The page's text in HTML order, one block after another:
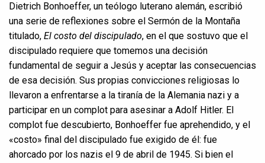
Dietrich Bonhoeffer, un teólogo luterano alemán, escribió
una serie de reflexiones sobre el Sermón de la Montaña
titulado, El costo del discipulado, en el que sostuvo que el
discipulado requiere que tomemos una decisión
fundamental de seguir a Jesús y aceptar las consecuencias
de esa decisión. Sus propias convicciones religiosas lo
llevaron a enfrentarse a la tiranía de la Alemania nazi y a
participar en un complot para asesinar a Adolf Hitler. El
complot fue descubierto, Bonhoeffer fue aprehendido, y el
«costo» final del discipulado fue exigido de él: fue
ahorcado por los nazis el 9 de abril de 1945. Si bien el